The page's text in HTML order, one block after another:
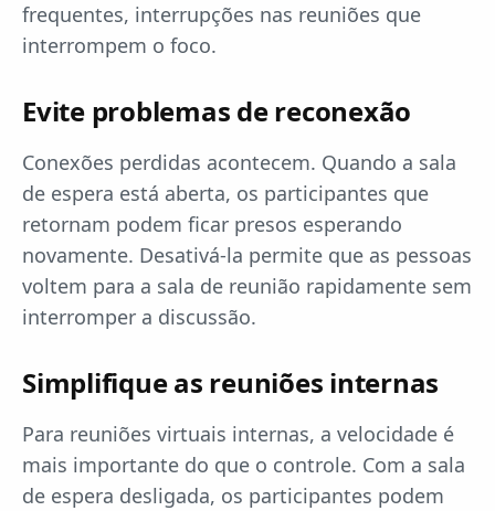
frequentes, interrupções nas reuniões que
interrompem o foco.
Evite problemas de reconexão
Conexões perdidas acontecem. Quando a sala
de espera está aberta, os participantes que
retornam podem ficar presos esperando
novamente. Desativá-la permite que as pessoas
voltem para a sala de reunião rapidamente sem
interromper a discussão.
Simplifique as reuniões internas
Para reuniões virtuais internas, a velocidade é
mais importante do que o controle. Com a sala
de espera desligada, os participantes podem